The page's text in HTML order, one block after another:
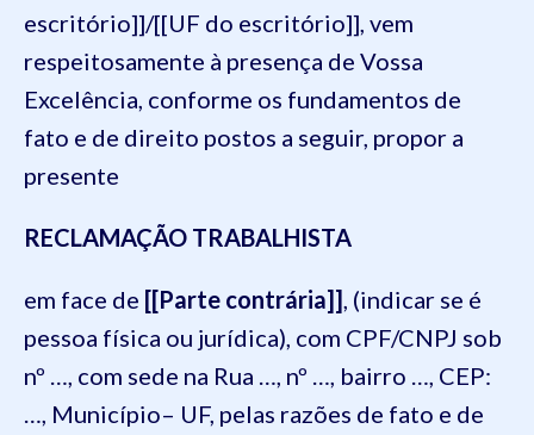
escritório]]/[[UF do escritório]], vem
respeitosamente à presença de Vossa
Excelência, conforme os fundamentos de
fato e de direito postos a seguir, propor a
presente
RECLAMAÇÃO TRABALHISTA
em face de [[Parte contrária]] , (indicar se é
pessoa física ou jurídica), com CPF/CNPJ sob
nº …, com sede na Rua …, nº …, bairro …, CEP:
…, Município– UF, pelas razões de fato e de